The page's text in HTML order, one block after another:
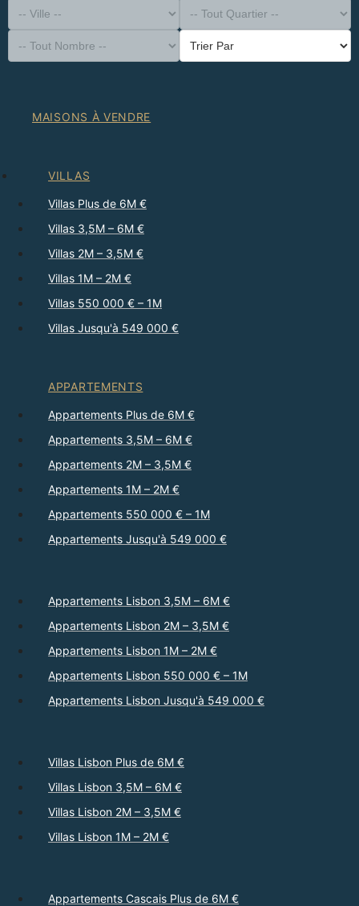
-- Type de Bien --
District
-- Ville --
-- Tout Quartier --
-- Tout Nombre --
Trier Par
MAISONS À VENDRE
VILLAS
Villas Plus de 6M €
Villas 3,5M – 6M €
Villas 2M – 3,5M €
Villas 1M – 2M €
Villas 550 000 € – 1M
Villas Jusqu'à 549 000 €
APPARTEMENTS
Appartements Plus de 6M €
Appartements 3,5M – 6M €
Appartements 2M – 3,5M €
Appartements 1M – 2M €
Appartements 550 000 € – 1M
Appartements Jusqu'à 549 000 €
Appartements Lisbon 3,5M – 6M €
Appartements Lisbon 2M – 3,5M €
Appartements Lisbon 1M – 2M €
Appartements Lisbon 550 000 € – 1M
Appartements Lisbon Jusqu'à 549 000 €
Villas Lisbon Plus de 6M €
Villas Lisbon 3,5M – 6M €
Villas Lisbon 2M – 3,5M €
Villas Lisbon 1M – 2M €
Appartements Cascais Plus de 6M €